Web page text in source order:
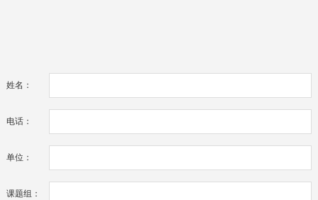
姓名：
电话：
单位：
课题组：